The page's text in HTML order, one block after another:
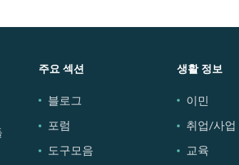
주요 섹션
블로그
포럼
도구모음
생활 정보
이민
취업/사업
교육